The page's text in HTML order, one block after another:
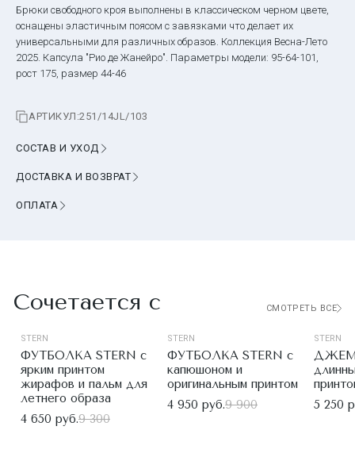
Брюки свободного кроя выполнены в классическом черном цвете,
оснащены эластичным поясом с завязками что делает их
универсальными для различных образов. Коллекция Весна-Лето
2025. Капсула "Рио де Жанейро". Параметры модели: 95-64-101,
рост 175, размер 44-46
АРТИКУЛ:251/14JL/103
СОСТАВ И УХОД
ДОСТАВКА И ВОЗВРАТ
ОПЛАТА
Сочетается с СМОТРЕТЬ ВСЕ
STERN
ФУТБОЛКА STERN с
ярким принтом
жирафов и пальм для
летнего образа
4 650 руб.9 300
STERN
ФУТБОЛКА STERN с
капюшоном и
оригинальным принтом
4 950 руб.9 900
STERN
5 250